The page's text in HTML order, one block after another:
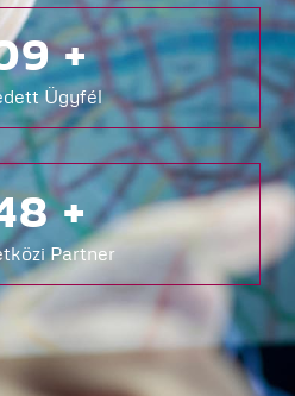
+
Ügyfél
+
Partner